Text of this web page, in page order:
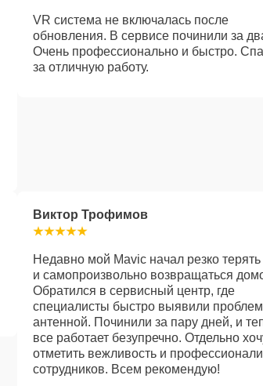
VR система не включалась после
обновления. В сервисе починили за
Очень профессионально и быстро.
за отличную работу.
Виктор Трофимов
Недавно мой Mavic начал резко терять
и самопроизвольно возвращаться
Обратился в сервисный центр, где
специалисты быстро выявили
антенной. Починили за пару дней, и
все работает безупречно. Отдельно
отметить вежливость и
сотрудников. Всем рекомендую!